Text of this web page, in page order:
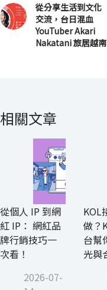
從分享生活到文化
交流，台日混血
YouTuber Akari
Nakatani 旅居越南
相關文章
從個人 IP 到網
紅 IP： 網紅品
牌行銷技巧一
次看！
2026-07-
KOL
做？
台幫
光與